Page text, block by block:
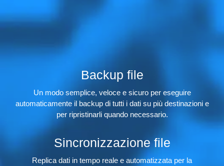
Backup file
Un modo semplice, veloce e sicuro per eseguire
automaticamente il backup di tutti i dati su più destinazioni e
per ripristinarli quando necessario.
Sincronizzazione file
Replica dati in tempo reale e automatizzata per la